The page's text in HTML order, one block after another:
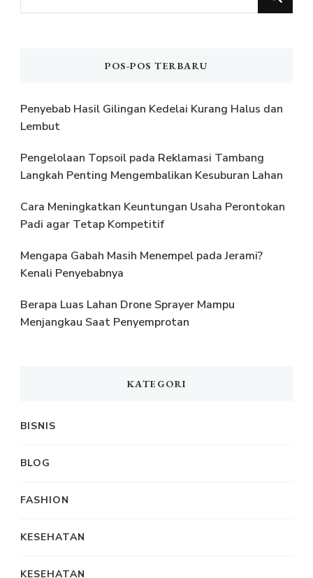
Sesuatu?
POS-POS TERBARU
Penyebab Hasil Gilingan Kedelai Kurang Halus dan
Lembut
Pengelolaan Topsoil pada Reklamasi Tambang
Langkah Penting Mengembalikan Kesuburan Lahan
Cara Meningkatkan Keuntungan Usaha Perontokan
Padi agar Tetap Kompetitif
Mengapa Gabah Masih Menempel pada Jerami?
Kenali Penyebabnya
Berapa Luas Lahan Drone Sprayer Mampu
Menjangkau Saat Penyemprotan
KATEGORI
BISNIS
BLOG
FASHION
KESEHATAN
KESEHATAN